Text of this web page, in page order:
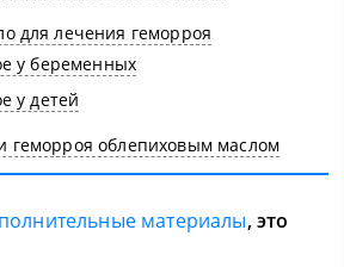
для лечения геморроя
у беременных
у детей
геморроя облепиховым маслом
материалы, это